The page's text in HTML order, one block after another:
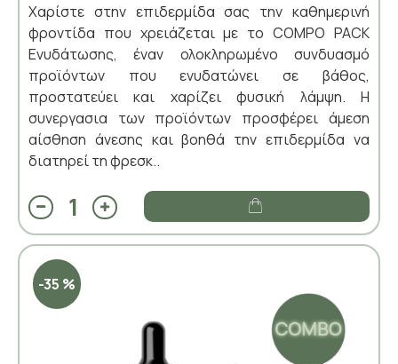
Χαρίστε στην επιδερμίδα σας την καθημερινή
φροντίδα που χρειάζεται με το COMPO PACK
Ενυδάτωσης, έναν ολοκληρωμένο συνδυασμό
προϊόντων που ενυδατώνει σε βάθος,
προστατεύει και χαρίζει φυσική λάμψη. Η
συνεργασια των προϊόντων προσφέρει άμεση
αίσθηση άνεσης και βοηθά την επιδερμίδα να
διατηρεί τη φρεσκ..
-35 %